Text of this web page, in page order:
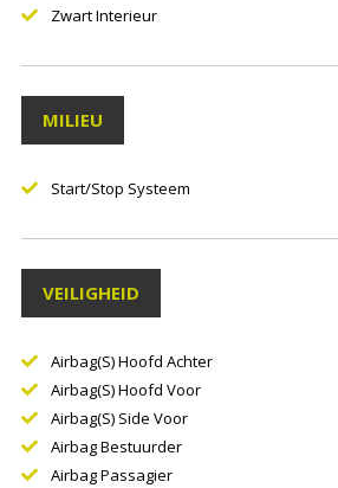
Zwart Interieur
MILIEU
Start/stop Systeem
VEILIGHEID
Airbag(s) Hoofd Achter
Airbag(s) Hoofd Voor
Airbag(s) Side Voor
Airbag Bestuurder
Airbag Passagier